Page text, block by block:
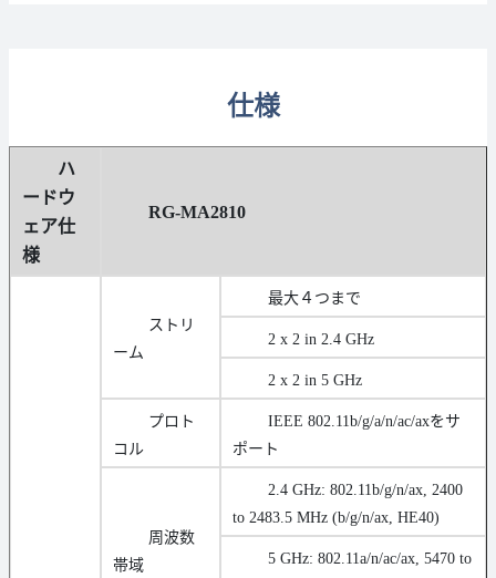
仕様
ハ
ードウ
ェア仕
様
RG-MA2810
ストリ
ーム
最大４つまで
2 x 2 in 2.4 GHz
2 x 2 in 5 GHz
プロト
コル
IEEE 802.11b/g/a/n/ac/axをサ
ポート
周波数
帯域
2.4 GHz: 802.11b/g/n/ax, 2400
to 2483.5 MHz (b/g/n/ax, HE40)
5 GHz: 802.11a/n/ac/ax, 5470 to